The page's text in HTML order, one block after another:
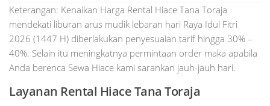
Keterangan: Kenaikan Harga Rental Hiace Tana Toraja
mendekati liburan arus mudik lebaran hari Raya Idul Fitri
2026 (1447 H) diberlakukan penyesuaian tarif hingga 30% –
40%. Selain itu meningkatnya permintaan order maka apabila
Anda berenca Sewa Hiace kami sarankan jauh-jauh hari.
Layanan Rental Hiace Tana Toraja